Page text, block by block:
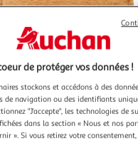
de protéger vos données !
stockons et accédons à des
de navigation ou des identifiants
"J'accepte", les technologies de
dans la section « Nous et nos
». Si vous retirez votre